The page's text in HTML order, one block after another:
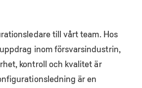
till vårt team. Hos
inom försvarsindustrin,
kontroll och kvalitet är
är en